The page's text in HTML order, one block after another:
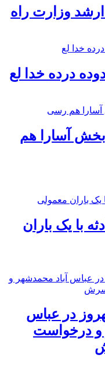
ارشد وزارت راه
درده خدا لع
بخش آسارا هم
با یک باران
در عباس
و درخواست